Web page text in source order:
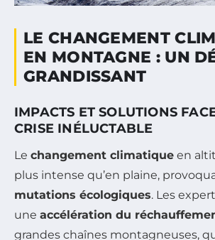
LE CHANGEMENT
EN MONTAGNE : UN
GRANDISSANT
IMPACTS ET SOLUTIONS
CRISE INÉLUCTABLE
Le changement climatique en
plus intense qu’en plaine,
mutations écologiques. Les
une accélération du
grandes chaînes montagneuses,